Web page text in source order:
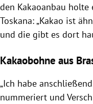
den Kakaoanbau holte
Toskana: „Kakao ist
und die gibt es dort
Kakaobohne aus
„Ich habe
nummeriert und